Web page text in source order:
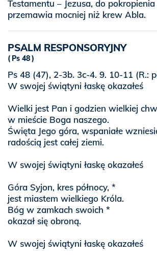
Testamentu – Jezusa, do
przemawia mocniej niż krew Abla.
PSALM RESPONSORYJNY
Ps 48
Ps 48 (47), 2-3b. 3c-4. 9. 10-11 (R.:
W swojej świątyni łaskę okazałeś
Wielki jest Pan i godzien wielkiej
w mieście Boga naszego.
Święta Jego góra, wspaniałe
radością jest całej ziemi.
W swojej świątyni łaskę okazałeś
Góra Syjon, kres północy, *
jest miastem wielkiego Króla.
Bóg w zamkach swoich *
okazał się obroną.
W swojej świątyni łaskę okazałeś